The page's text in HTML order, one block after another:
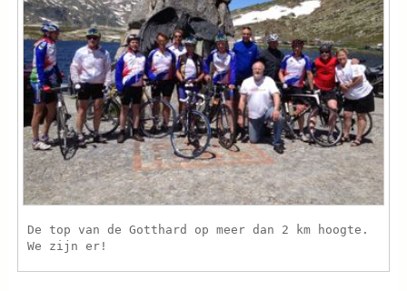
De top van de Gotthard op meer dan 2 km hoogte.
We zijn er!